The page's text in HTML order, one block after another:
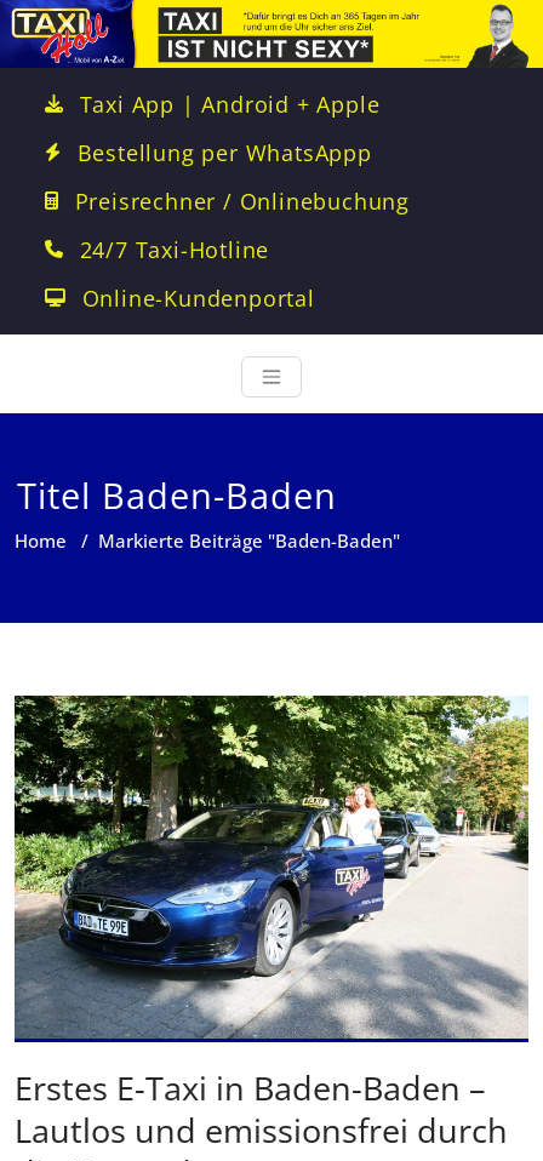
Taxi App | Android + Apple
Bestellung per WhatsAppp
Preisrechner / Onlinebuchung
24/7 Taxi-Hotline
Online-Kundenportal
Titel Baden-Baden
Home / Markierte Beiträge "Baden-Baden"
Erstes E-Taxi in Baden-Baden –
Lautlos und emissionsfrei durch